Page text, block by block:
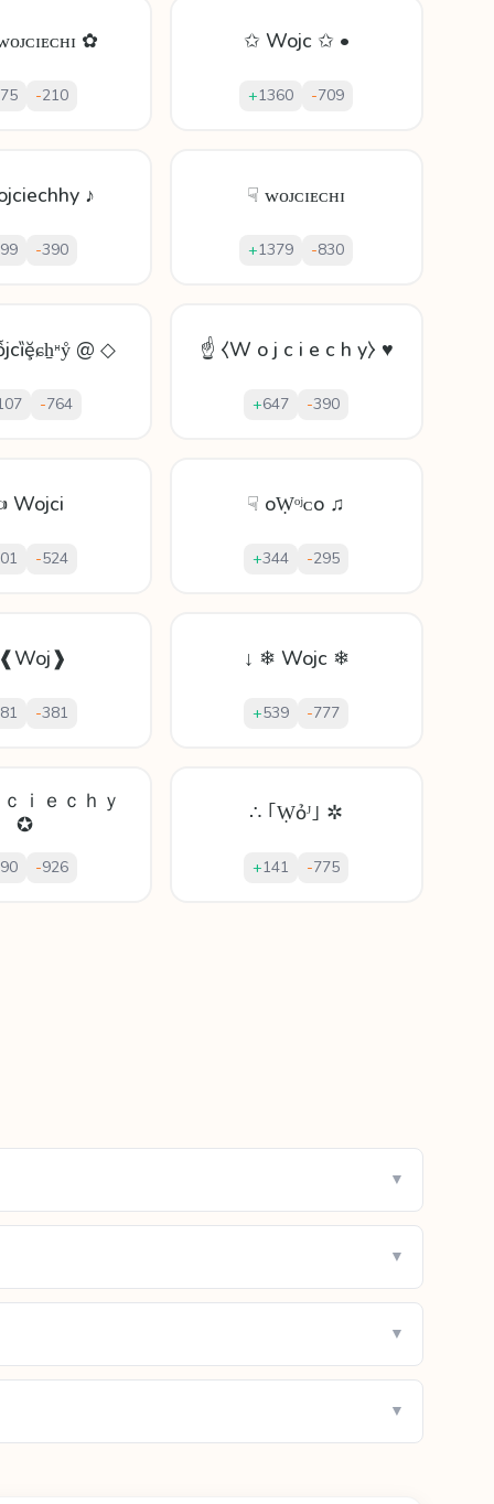
✿
-210
✩ Wojc ✩ •
+1360 -709
♪
-390
☟ ᴡᴏᴊᴄɪᴇᴄʜɪ
+1379 -830
@ ◇
-764
☝ ⧼W o j c i e c h y⧽ ♥
+647 -390
Wojci
-524
☟ oẈᵒʲᴄo ♫
+344 -295
-381
↓ ❄ Wojc ❄
+539 -777
ｉｅｃｈｙ
✪
-926
∴ ｢Ẉỏᴶ｣ ✲
+141 -775
▼
▼
▼
▼